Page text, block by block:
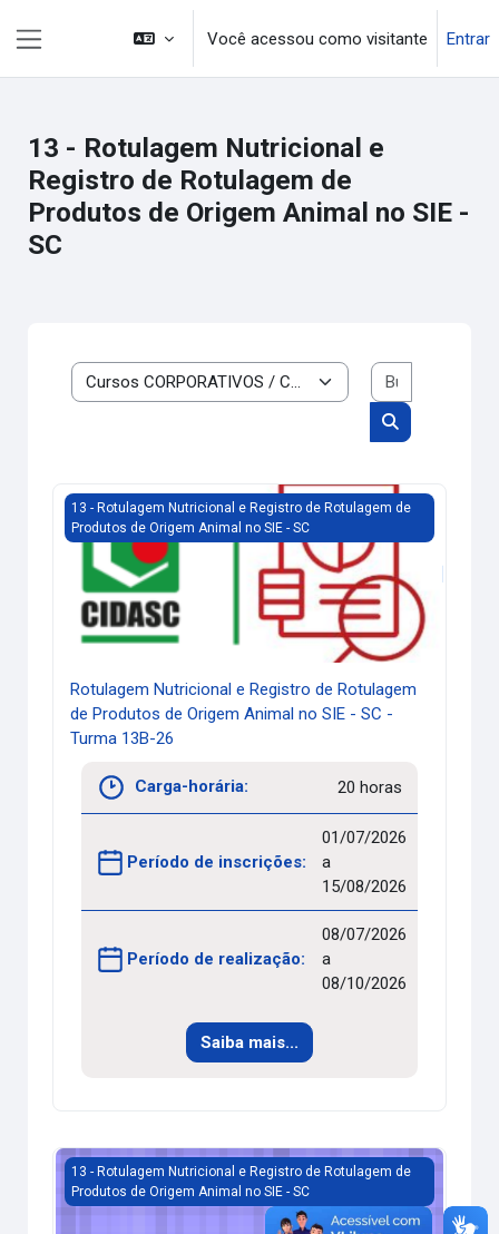
Ir para o conteúdo principal
Você acessou como visitante Entrar
13 - Rotulagem Nutricional e
Registro de Rotulagem de
Produtos de Origem Animal no SIE -
SC
Categorias de cursos
Buscar cursos
Rotulagem Nutricional e Registro de Rotulagem de
13 - Rotulagem Nutricional e Registro de Rotulagem de
Produtos de Origem Animal no SIE - SC
Rotulagem Nutricional e Registro de Rotulagem
de Produtos de Origem Animal no SIE - SC -
Turma 13B-26
Carga-horária: 20 horas
Período de inscrições:
01/07/2026
a
15/08/2026
Período de realização:
08/07/2026
a
08/10/2026
Saiba mais...
Rotulagem Nutricional e Registro de Rotulagem de
13 - Rotulagem Nutricional e Registro de Rotulagem de
Produtos de Origem Animal no SIE - SC